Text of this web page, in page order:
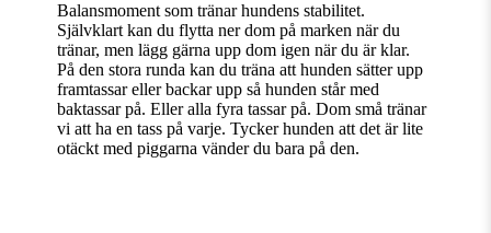
Balansmoment som tränar hundens stabilitet.
Självklart kan du flytta ner dom på marken när du
tränar, men lägg gärna upp dom igen när du är klar.
På den stora runda kan du träna att hunden sätter upp
framtassar eller backar upp så hunden står med
baktassar på. Eller alla fyra tassar på. Dom små tränar
vi att ha en tass på varje. Tycker hunden att det är lite
otäckt med piggarna vänder du bara på den.